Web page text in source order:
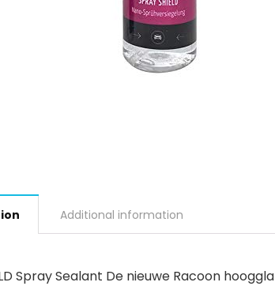
Additional information
Spray Sealant De nieuwe Racoon